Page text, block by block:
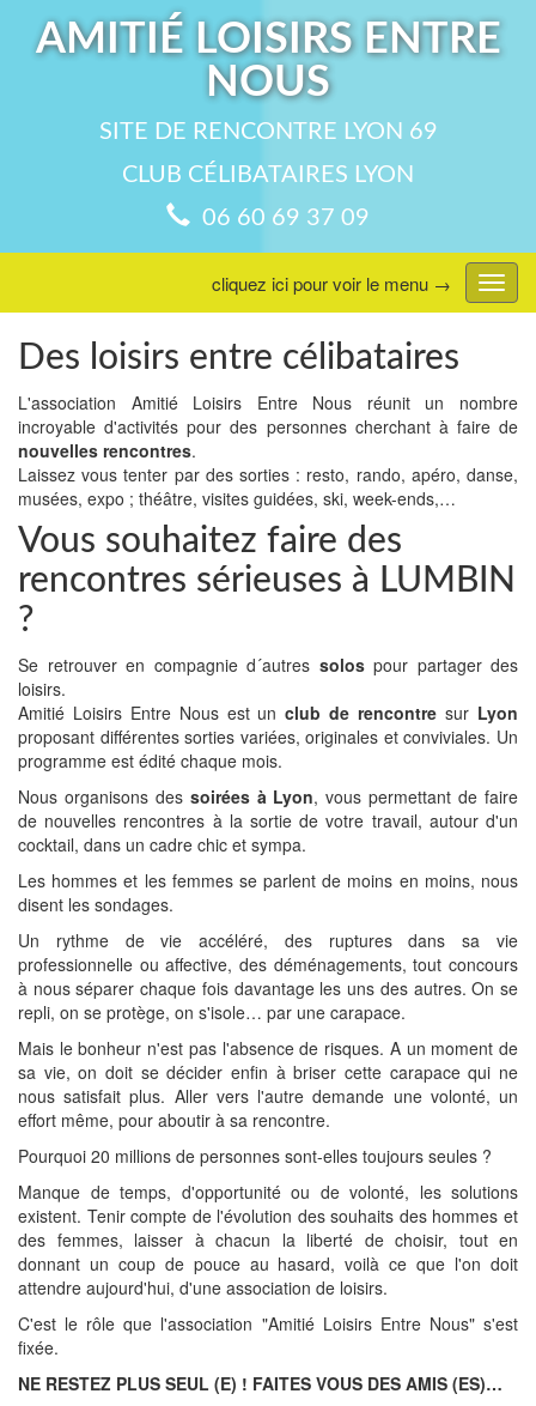
AMITIÉ LOISIRS ENTRE
NOUS
SITE DE RENCONTRE LYON 69
CLUB CÉLIBATAIRES LYON
06 60 69 37 09
menu
cliquez ici pour voir le menu →
Des loisirs entre célibataires
L'association Amitié Loisirs Entre Nous réunit un nombre
incroyable d'activités pour des personnes cherchant à faire de
nouvelles rencontres.
Laissez vous tenter par des sorties : resto, rando, apéro, danse,
musées, expo ; théâtre, visites guidées, ski, week-ends,…
Vous souhaitez faire des
rencontres sérieuses à LUMBIN
?
Se retrouver en compagnie d´autres solospour partager des
loisirs.
Amitié Loisirs Entre Nous est unclub de rencontre sur Lyon
proposant différentes sorties variées, originales et conviviales. Un
programme est édité chaque mois.
Nous organisons des soirées à Lyon, vous permettant de faire
de nouvelles rencontres à la sortie de votre travail, autour d'un
cocktail, dans un cadre chic et sympa.
Les hommes et les femmes se parlent de moins en moins, nous
disent les sondages.
Un rythme de vie accéléré, des ruptures dans sa vie
professionnelle ou affective, des déménagements, tout concours
à nous séparer chaque fois davantage les uns des autres. On se
repli, on se protège, on s'isole… par une carapace.
Mais le bonheur n'est pas l'absence de risques. A un moment de
sa vie, on doit se décider enfin à briser cette carapace qui ne
nous satisfait plus. Aller vers l'autre demande une volonté, un
effort même, pour aboutir à sa rencontre.
Pourquoi 20 millions de personnes sont-elles toujours seules ?
Manque de temps, d'opportunité ou de volonté, les solutions
existent. Tenir compte de l'évolution des souhaits des hommes et
des femmes, laisser à chacun la liberté de choisir, tout en
donnant un coup de pouce au hasard, voilà ce que l'on doit
attendre aujourd'hui, d'une association de loisirs.
C'est le rôle que l'association "Amitié Loisirs Entre Nous" s'est
fixée.
NE RESTEZ PLUS SEUL (E) ! FAITES VOUS DES AMIS (ES)…